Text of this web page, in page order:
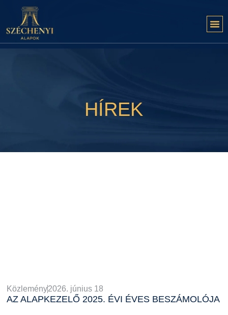
HÍREK
Közlemény2026. június 18
AZ ALAPKEZELŐ 2025. ÉVI ÉVES BESZÁMOLÓJA